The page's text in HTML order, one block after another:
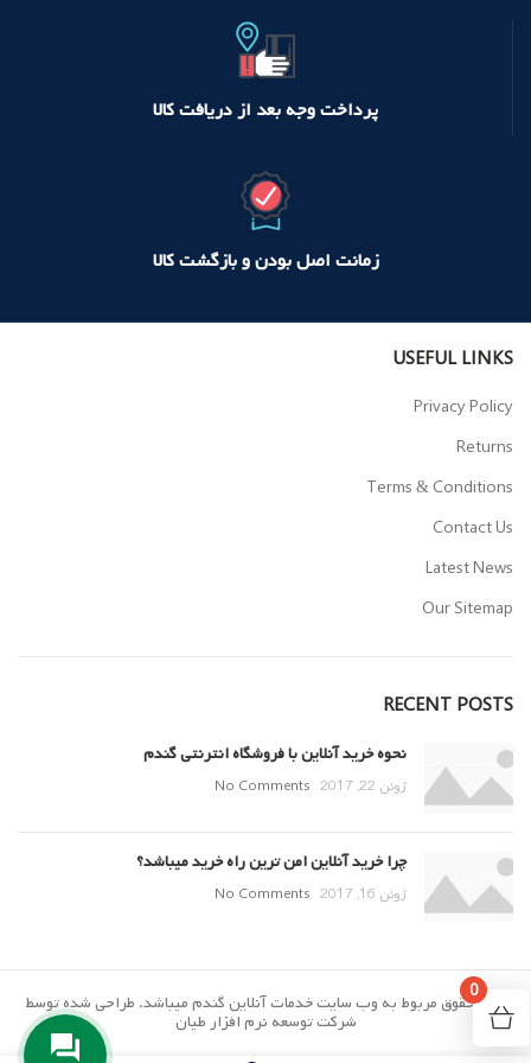
پرداخت وجه بعد از دریافت کالا
زمانت اصل بودن و بازگشت کالا
USEFUL LINKS
Privacy Policy
Returns
Terms & Conditions
Contact Us
Latest News
Our Sitemap
RECENT POSTS
نحوه خرید آنلاین با فروشگاه انترنتی گندم
ژوئن 22, 2017 No Comments
چرا خرید آنلاین امن ترین راه خرید میباشد؟
ژوئن 16, 2017 No Comments
تمام حقوق مربوط به وب سایت خدمات آنلاین گندم میباشد. طراحی شده توسط
شرکت توسعه نرم افزار طیان
0